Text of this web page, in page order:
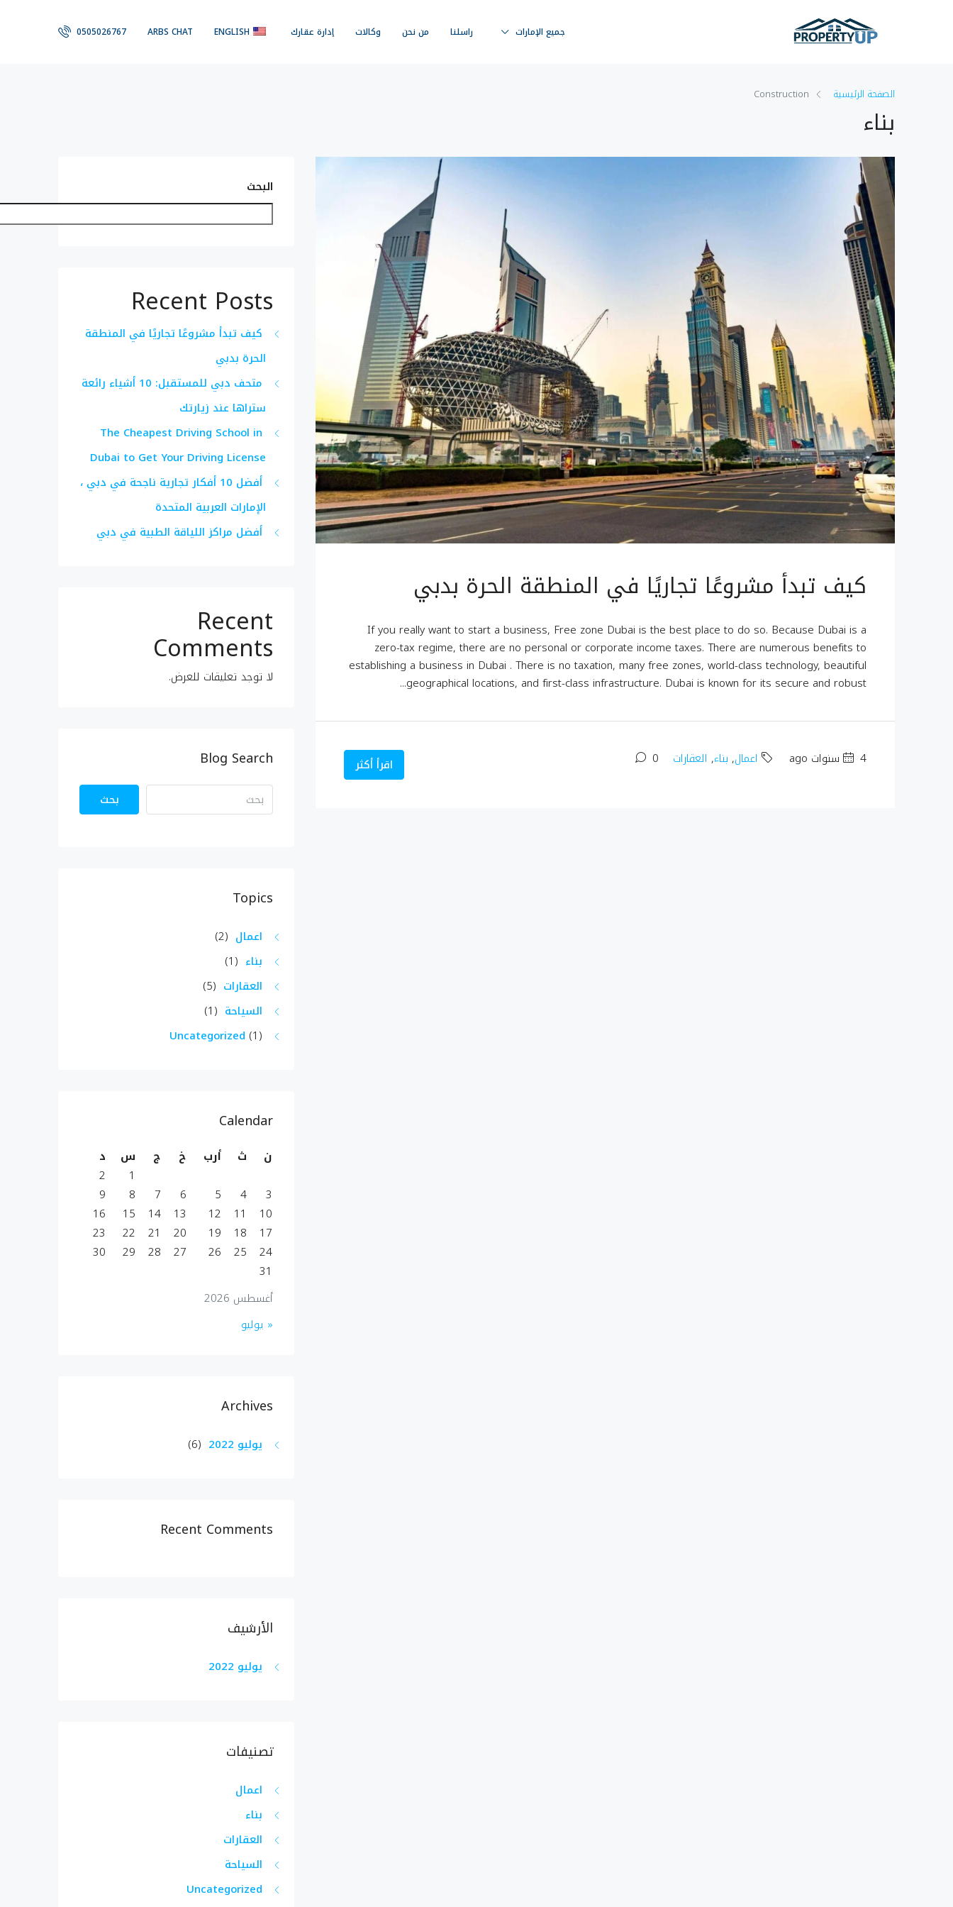
جميع الإمارات راسلنا من نحن وكالات إدارة عقارك ENGLISH
ARBS CHAT
0505026767
الصفحة الرئيسية Construction
بناء
كيف تبدأ مشروعًا تجاريًا في المنطقة الحرة بدبي
If you really want to start a business, Free zone Dubai is the best place to do so. Because Dubai is a
zero-tax regime, there are no personal or corporate income taxes. There are numerous benefits to
establishing a business in Dubai . There is no taxation, many free zones, world-class technology, beautiful
geographical locations, and first-class infrastructure. Dubai is known for its secure and robust...
4 سنوات ago اعمال, بناء, العقارات 0 اقرأ أكثر
البحث
Recent Posts
كيف تبدأ مشروعًا تجاريًا في المنطقة
الحرة بدبي
متحف دبي للمستقبل: 10 أشياء رائعة
ستراها عند زيارتك
The Cheapest Driving School in
Dubai to Get Your Driving License
أفضل 10 أفكار تجارية ناجحة في دبي ،
الإمارات العربية المتحدة
أفضل مراكز اللياقة الطبية في دبي
Recent
Comments
لا توجد تعليقات للعرض.
Blog Search
بحث
Topics
اعمال (2)
بناء (1)
العقارات (5)
السياحة (1)
Uncategorized (1)
Calendar
أغسطس 2026
ن ث أرب خ ج س
د
1
2
3
4
5
6
7
8
9
10
11
12
13
14
15
16
17
18
19
20
21
22
23
24
25
26
27
28
29
30
31
« يوليو
Archives
يوليو 2022 (6)
Recent Comments
الأرشيف
يوليو 2022
تصنيفات
اعمال
بناء
العقارات
السياحة
Uncategorized